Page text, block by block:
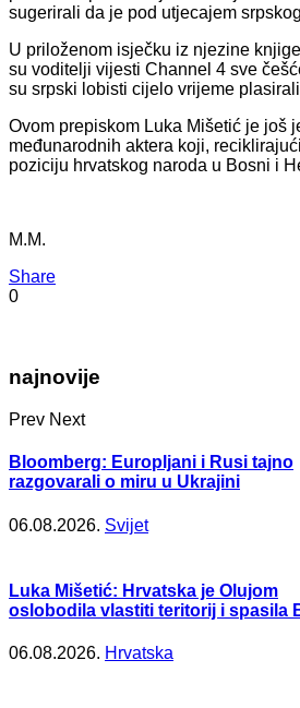
sugerirali da je pod utjecajem
U priloženom isječku iz njezine
su voditelji vijesti Channel 4 sve
su srpski lobisti cijelo vrijeme
Ovom prepiskom Luka Mišetić je još
međunarodnih aktera koji,
poziciju hrvatskog naroda u Bosni i
M.M.
Share
0
najnovije
Prev Next
Bloomberg: Europljani i Rusi tajno
razgovarali o miru u Ukrajini
06.08.2026. Svijet
Luka Mišetić: Hrvatska je Olujom
oslobodila vlastiti teritorij i spasila
06.08.2026. Hrvatska